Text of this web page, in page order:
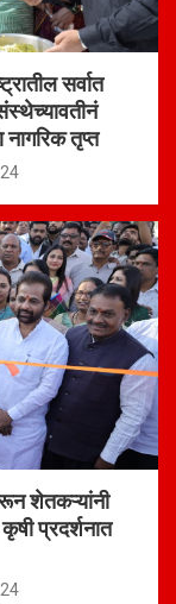
सर्वात
तृप्त
शेतकऱ्यांनी
प्रदर्शनात